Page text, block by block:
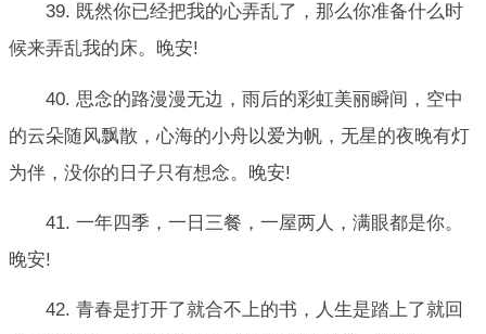
39. 既然你已经把我的心弄乱了，那么你准备什么时
候来弄乱我的床。晚安!
40. 思念的路漫漫无边，雨后的彩虹美丽瞬间，空中
的云朵随风飘散，心海的小舟以爱为帆，无星的夜晚有灯
为伴，没你的日子只有想念。晚安!
41. 一年四季，一日三餐，一屋两人，满眼都是你。
晚安!
42. 青春是打开了就合不上的书，人生是踏上了就回